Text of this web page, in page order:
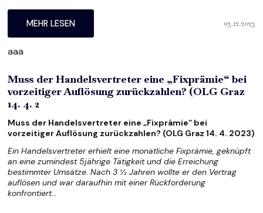
MEHR LESEN 03.12.2023
aaa
Muss der Handelsvertreter eine „Fixprämie“ bei
vorzeitiger Auflösung zurückzahlen? (OLG Graz
14. 4. 2
Muss der Handelsvertreter eine „Fixprämie“ bei
vorzeitiger Auflösung zurückzahlen? (OLG Graz 14. 4. 2023)
Ein Handelsvertreter erhielt eine monatliche Fixprämie, geknüpft
an eine zumindest 5jährige Tätigkeit und die Erreichung
bestimmter Umsätze. Nach 3 ½ Jahren wollte er den Vertrag
auflösen und war daraufhin mit einer Rückforderung
konfrontiert…